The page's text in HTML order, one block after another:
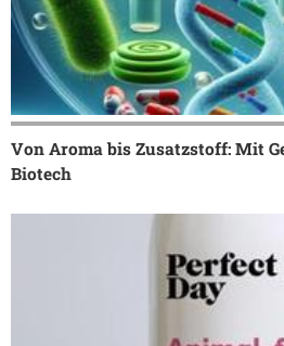
Von Aroma bis Zusatzstoff: Mit
Biotech